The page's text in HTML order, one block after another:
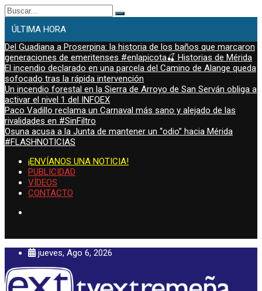
Buscar:
ÚLTIMA HORA
Del Guadiana a Proserpina: la historia de los baños que marcaron
generaciones de emeritenses #enlapicota🍒 Historias de Mérida
El incendio declarado en una parcela del Camino de Alange queda
sofocado tras la rápida intervención
Un incendio forestal en la Sierra de Arroyo de San Serván obliga a
activar el nivel 1 del INFOEX
Paco Vadillo reclama un Carnaval más sano y alejado de las
rivalidades en #SinFiltro
Osuna acusa a la Junta de mantener un “odio” hacia Mérida
#FLASHNOTICIAS
¡ENVÍANOS UNA NOTICIA!
PUBLICIDAD
VÍDEOS
CONTACTO
jueves, Ago 6, 2026